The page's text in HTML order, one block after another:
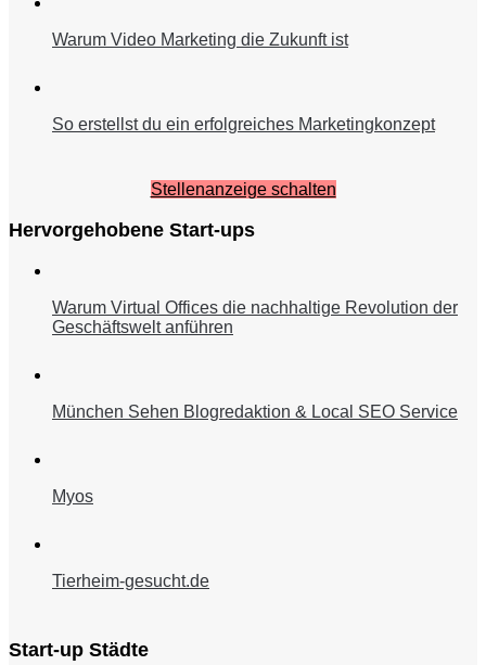
Warum Video Marketing die Zukunft ist
So erstellst du ein erfolgreiches Marketingkonzept
Stellenanzeige schalten
Hervorgehobene Start-ups
Warum Virtual Offices die nachhaltige Revolution der
Geschäftswelt anführen
München Sehen Blogredaktion & Local SEO Service
Myos
Tierheim-gesucht.de
Start-up Städte